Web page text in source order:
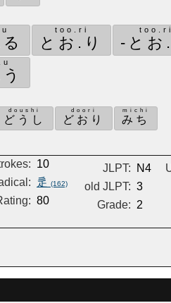
とお.り
too.ri
-とお.
too.ri
どうし
doushi
どおり
doori
みち
michi
10
辵 (162)
80
JLPT:
N4
old JLPT: 3
Grade: 2